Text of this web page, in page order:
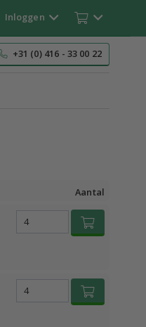
Inloggen
+31 (0) 416 - 33 00 22
Aantal